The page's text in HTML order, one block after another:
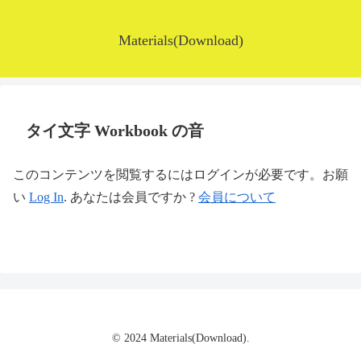
Materials(Download)
タイ文字 Workbook の音
このコンテンツを閲覧するにはログインが必要です。お願
い Log In. あなたは会員ですか ? 会員について
© 2024 Materials(Download).